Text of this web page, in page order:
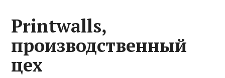
Printwalls,
производственный
цех